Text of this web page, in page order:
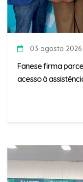
03 agosto 2026
Fanese firma
acesso à